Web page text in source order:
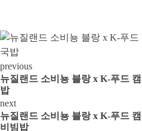
previous
뉴질랜드 소비뇽 블랑 x K-푸드
밥
next
뉴질랜드 소비뇽 블랑 x K-푸드
비빔밥